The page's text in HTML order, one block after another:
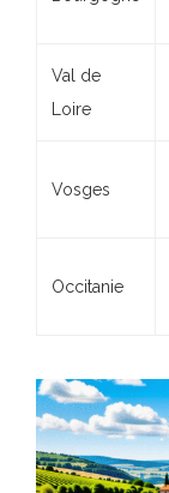
Val de
Loire
Vosges
Occitanie